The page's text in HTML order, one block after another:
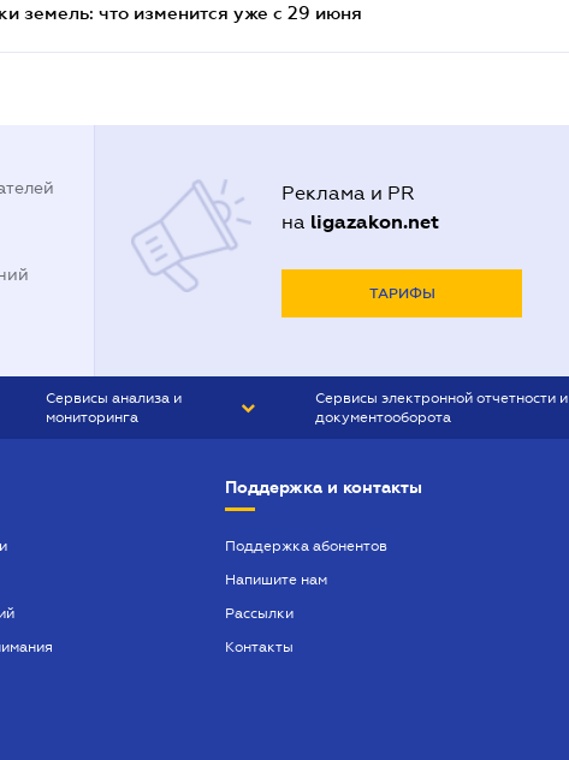
земель: что изменится уже с 29 июня
Реклама и PR
на ligazakon.net
ТАРИФЫ
Сервисы анализа и
мониторинга
Сервисы электронной отчетности и
документооборота
Поддержка и контакты
Поддержка абонентов
Напишите нам
Рассылки
Контакты